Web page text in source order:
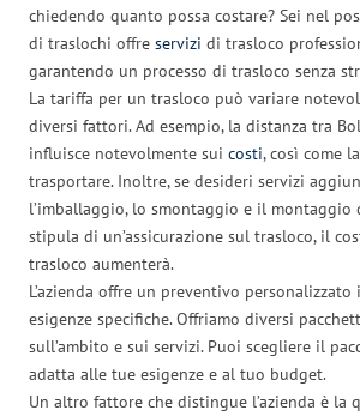
chiedendo quanto possa costare? Sei nel
di traslochi offre servizi di trasloco
garantendo un processo di trasloco senza
La tariffa per un trasloco può variare
diversi fattori. Ad esempio, la distanza tra
influisce notevolmente sui costi, così come
trasportare. Inoltre, se desideri servizi
l’imballaggio, lo smontaggio e il montaggio
stipula di un’assicurazione sul trasloco, il
trasloco aumenterà.
L’azienda offre un preventivo
esigenze specifiche. Offriamo diversi
sull’ambito e sui servizi. Puoi scegliere il
adatta alle tue esigenze e al tuo budget.
Un altro fattore che distingue l’azienda è la